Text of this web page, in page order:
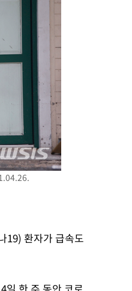
19) 환자가 급속도